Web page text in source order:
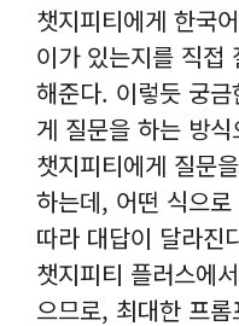
챗지피티에게 한국
이가 있는지를 직접
해준다. 이렇듯 궁
게 질문을 하는 방
챗지피티에게 질문
하는데, 어떤 식으
따라 대답이 달라진
챗지피티 플러스에
으므로, 최대한 프